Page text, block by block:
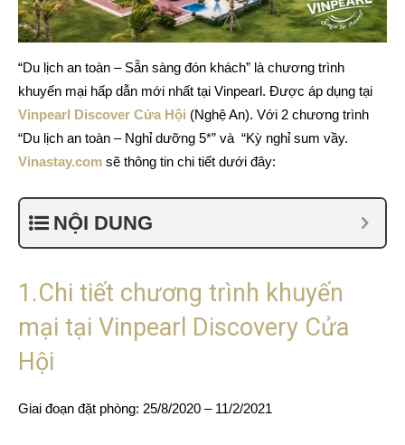
“Du lịch an toàn – Sẵn sàng đón khách” là chương trình
khuyến mại hấp dẫn mới nhất tại Vinpearl. Được áp dụng tại
Vinpearl Discover Cửa Hội (Nghệ An). Với 2 chương trình
“Du lịch an toàn – Nghỉ dưỡng 5*” và “Kỳ nghỉ sum vầy.
Vinastay.com sẽ thông tin chi tiết dưới đây:
NỘI DUNG
1.Chi tiết chương trình khuyến
mại tại Vinpearl Discovery Cửa
Hội
Giai đoạn đặt phòng: 25/8/2020 – 11/2/2021